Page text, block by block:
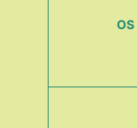
OS